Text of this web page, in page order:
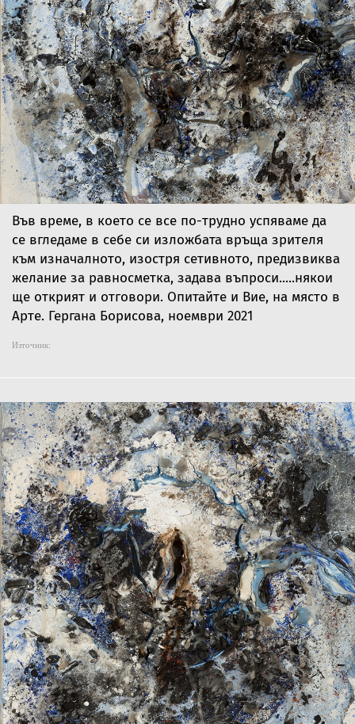
Във време, в което се все по-трудно успяваме да
се вгледаме в себе си изложбата връща зрителя
към изначалното, изостря сетивното, предизвиква
желание за равносметка, задава въпроси.....някои
ще открият и отговори. Опитайте и Вие, на място в
Арте. Гергана Борисова, ноември 2021
Източник: